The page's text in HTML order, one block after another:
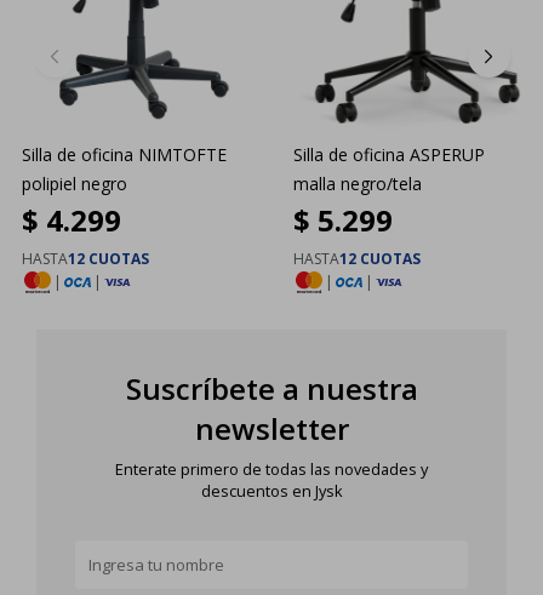
Silla de oficina NIMTOFTE
polipiel negro
$ 4.299
HASTA12 CUOTAS
|
|
Silla de oficina ASPERUP
malla negro/tela
$ 5.299
HASTA12 CUOTAS
|
|
Suscríbete a nuestra
newsletter
Enterate primero de todas las novedades y
descuentos en Jysk